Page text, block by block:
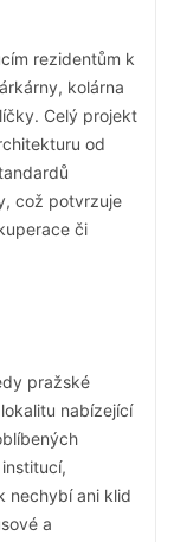
rezidentům k
kolárna
Celý projekt
od
což potvrzuje
či
pražské
nabízející
nechybí ani klid
a